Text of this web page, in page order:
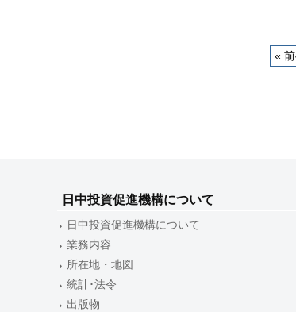
ー
シ
ョ
ン
«
日中投資促進機構について
日中投資促進機構について
業務内容
所在地・地図
統計･法令
出版物